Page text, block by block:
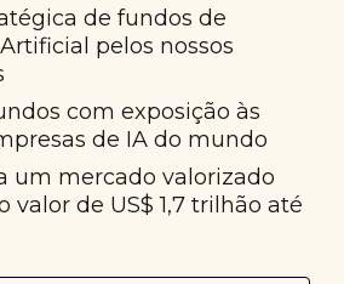
de fundos de
pelos nossos
com exposição às
de IA do mundo
um mercado valorizado
valor de US$ 1,7 trilhão até